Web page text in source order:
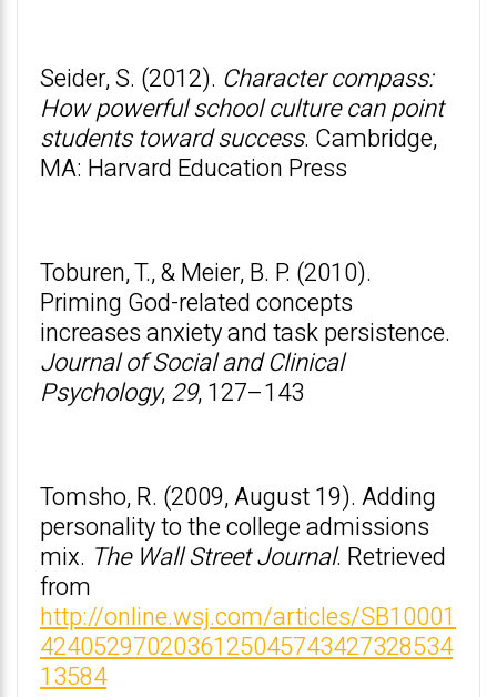
Seider, S. (2012). Character compass:
How powerful school culture can point
students toward success. Cambridge,
MA: Harvard Education Press
Toburen, T., & Meier, B. P. (2010).
Priming God-related concepts
increases anxiety and task persistence.
Journal of Social and Clinical
Psychology,29, 127–143
Tomsho, R. (2009, August 19). Adding
personality to the college admissions
mix. The Wall Street Journal. Retrieved
from
http://online.wsj.com/articles/SB10001
4240529702036125045743427328534
13584